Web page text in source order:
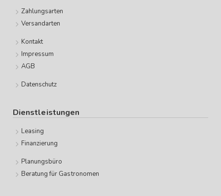
Zahlungsarten
Versandarten
Kontakt
Impressum
AGB
Datenschutz
Dienstleistungen
Leasing
Finanzierung
Planungsbüro
Beratung für Gastronomen